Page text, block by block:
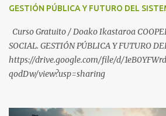
https://whatsapp.com/channel/
SÍGUENOS EN YOUTUBE: https://
sub_confirmation=1
GESTIÓN PÚBLICA Y FUTURO DEL
Curso Gratuito / Doako Ikastaroa
SOCIAL. GESTIÓN PÚBLICA Y FUTURO
https://drive.google.com/file/d/
qodDw/view?usp=sharing